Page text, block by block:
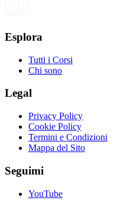
Esplora
Tutti i Corsi
Chi sono
Legal
Privacy Policy
Cookie Policy
Termini e Condizioni
Mappa del Sito
Seguimi
YouTube